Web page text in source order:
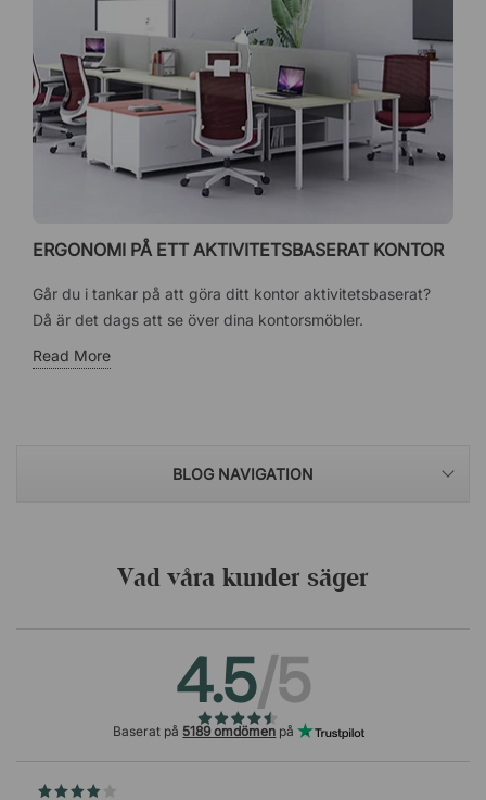
ERGONOMI PÅ ETT AKTIVITETSBASERAT KONTOR
Går du i tankar på att göra ditt kontor aktivitetsbaserat?
Då är det dags att se över dina kontorsmöbler.
Read More
BLOG NAVIGATION
Vad våra kunder säger
4.5/5
Baserat på 5189 omdömen på